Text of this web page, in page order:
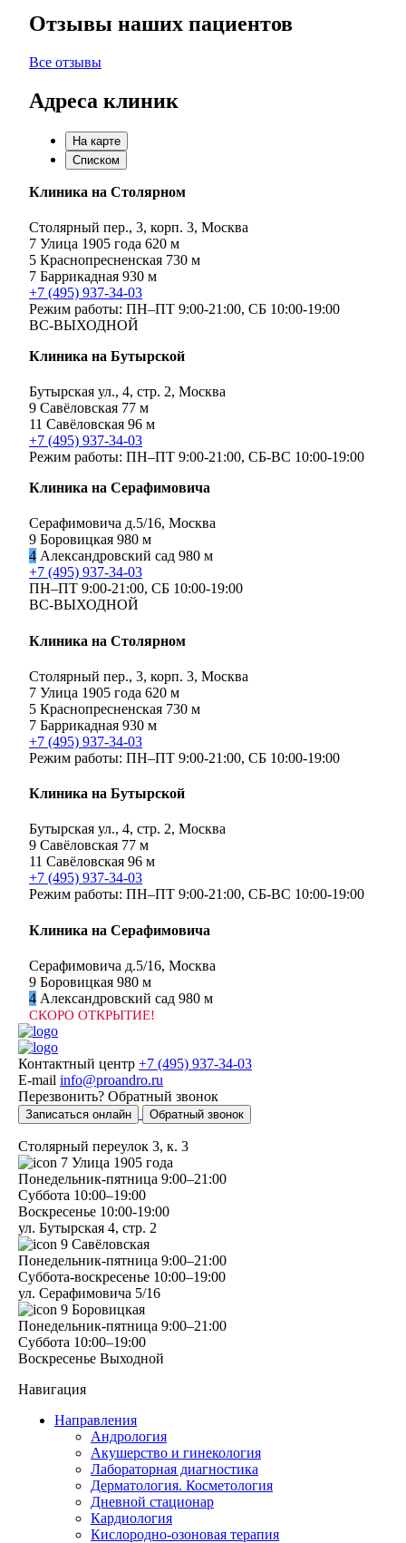
Отзывы наших пациентов
Все отзывы
Адреса клиник
На карте
Списком
Клиника на Столярном
Столярный пер., 3, корп. 3, Москва
7 Улица 1905 года 620 м
5 Краснопресненская 730 м
7 Баррикадная 930 м
+7 (495) 937-34-03
Режим работы: ПН–ПТ 9:00-21:00, СБ 10:00-19:00
ВС-ВЫХОДНОЙ
Клиника на Бутырской
Бутырская ул., 4, стр. 2, Москва
9 Савёловская 77 м
11 Савёловская 96 м
+7 (495) 937-34-03
Режим работы: ПН–ПТ 9:00-21:00, СБ-ВС 10:00-19:00
Клиника на Серафимовича
Серафимовича д.5/16, Москва
9 Боровицкая 980 м
4 Александровский сад 980 м
+7 (495) 937-34-03
ПН–ПТ 9:00-21:00, СБ 10:00-19:00
ВС-ВЫХОДНОЙ
Клиника на Столярном
Столярный пер., 3, корп. 3, Москва
7 Улица 1905 года 620 м
5 Краснопресненская 730 м
7 Баррикадная 930 м
+7 (495) 937-34-03
Режим работы: ПН–ПТ 9:00-21:00, СБ 10:00-19:00
Клиника на Бутырской
Бутырская ул., 4, стр. 2, Москва
9 Савёловская 77 м
11 Савёловская 96 м
+7 (495) 937-34-03
Режим работы: ПН–ПТ 9:00-21:00, СБ-ВС 10:00-19:00
Клиника на Серафимовича
Серафимовича д.5/16, Москва
9 Боровицкая 980 м
4 Александровский сад 980 м
СКОРО ОТКРЫТИЕ!
Контактный центр +7 (495) 937-34-03
E-mail info@proandro.ru
Перезвонить? Обратный звонок
Записаться онлайн Обратный звонок
Столярный переулок 3, к. 3
7 Улица 1905 года
Понедельник-пятница 9:00–21:00
Суббота 10:00–19:00
Воскресенье 10:00-19:00
ул. Бутырская 4, стр. 2
9 Савёловская
Понедельник-пятница 9:00–21:00
Суббота-воскресенье 10:00–19:00
ул. Серафимовича 5/16
9 Боровицкая
Понедельник-пятница 9:00–21:00
Суббота 10:00–19:00
Воскресенье Выходной
Навигация
Направления
Андрология
Акушерство и гинекология
Лабораторная диагностика
Дерматология. Косметология
Дневной стационар
Кардиология
Кислородно-озоновая терапия